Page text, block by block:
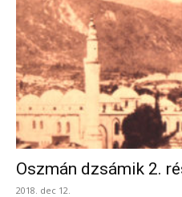
Oszmán dzsámik 2.
2018. dec 12.